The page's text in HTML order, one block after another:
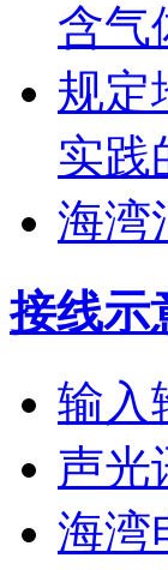
含气
规定
实践
海湾
接线示
输入
声光
海湾